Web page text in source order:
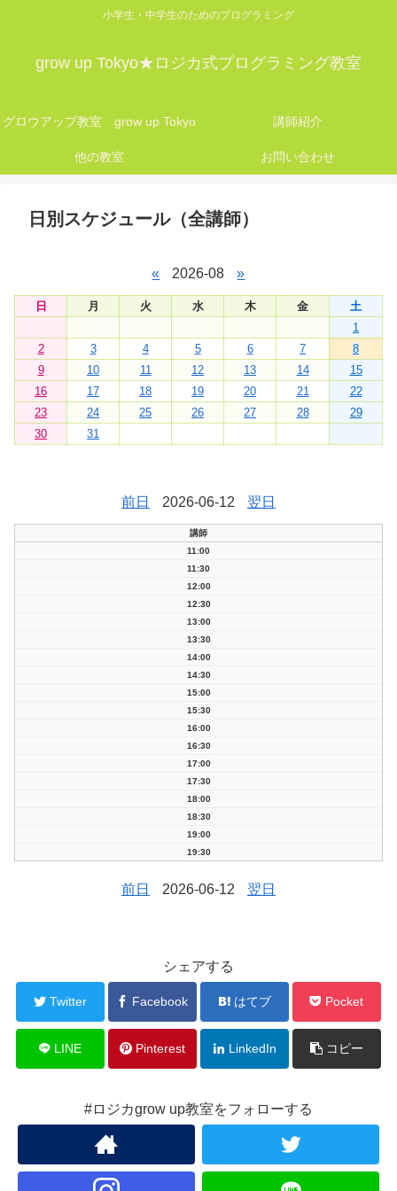
小学生・中学生のためのプログラミング
grow up Tokyo★ロジカ式プログラミング教室
グロウアップ教室 grow up Tokyo 講師紹介
他の教室 お問い合わせ
日別スケジュール（全講師）
« 2026-08 »
日 月 火 水 木 金
土
1
2
3 4 5 6 7
8
9
10 11 12 13 14
15
16
17 18 19 20 21
22
23
24 25 26 27 28
29
30
31
前日 2026-06-12 翌日
講師
11:00
11:30
12:00
12:30
13:00
13:30
14:00
14:30
15:00
15:30
16:00
16:30
17:00
17:30
18:00
18:30
19:00
19:30
前日 2026-06-12 翌日
シェアする
Twitter Facebook はてブ Pocket
LINE Pinterest LinkedIn コピー
#ロジカgrow up教室をフォローする